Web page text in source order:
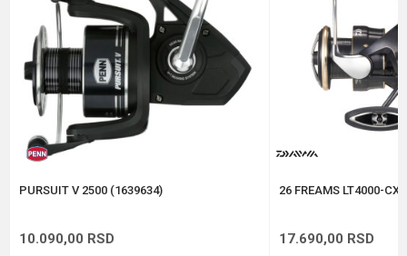
Brend Daiwa
Kapacitet 0.20/150 m
Težina 185 g
Anti-spam zaštita - izračunajte koliko je 6 - 1 :
PURSUIT V 2500 (1639634)
10.090,00 RSD
26 FREAMS LT4000-
17.690,00 RSD